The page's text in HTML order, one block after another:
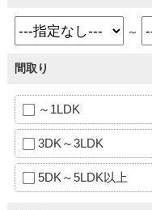
～
間取り
～1LDK
3DK～3LDK
5DK～5LDK以上